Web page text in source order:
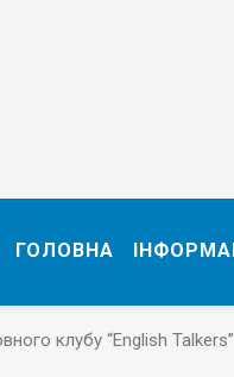
ГОЛОВНА
клубу “English